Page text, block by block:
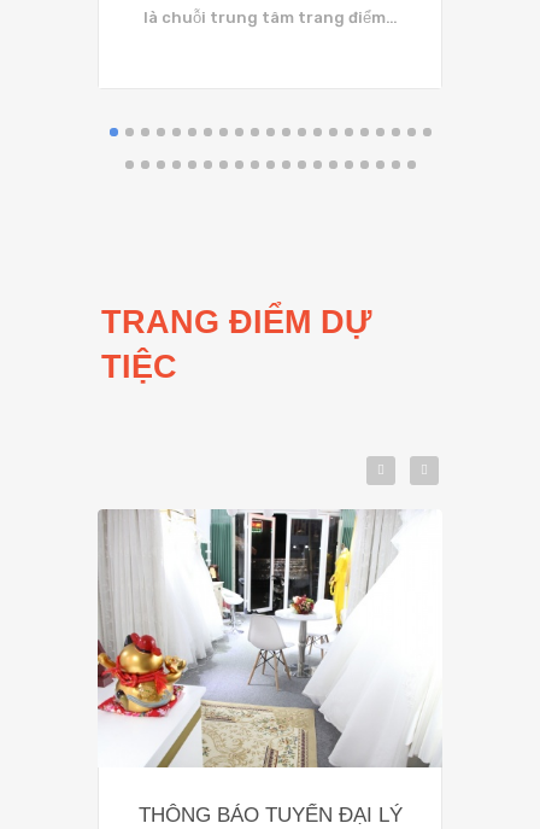
là chuỗi trung tâm trang điểm…
TRANG ĐIỂM DỰ
TIỆC
THÔNG BÁO TUYỂN ĐẠI LÝ